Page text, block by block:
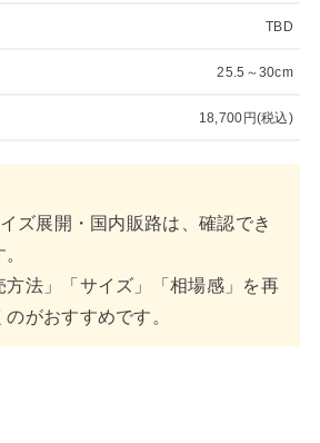
TBD
25.5～30cm
18,700円(税込)
ズ展開・国内販路は、確認でき
方法」「サイズ」「相場感」を再
がおすすめです。